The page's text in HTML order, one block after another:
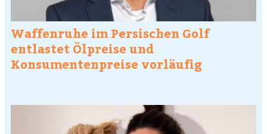
Waffenruhe im Persischen Golf
entlastet Ölpreise und
Konsumentenpreise vorläufig